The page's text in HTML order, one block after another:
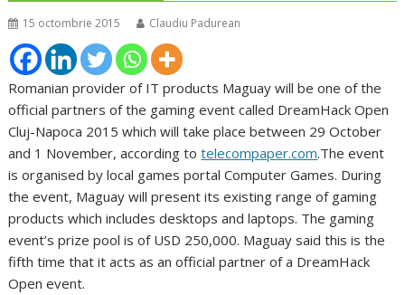
15 octombrie 2015 Claudiu Padurean
Romanian provider of IT products Maguay will be one of the
official partners of the gaming event called DreamHack Open
Cluj-Napoca 2015 which will take place between 29 October
and 1 November, according totelecompaper.com.The event
is organised by local games portal Computer Games. During
the event, Maguay will present its existing range of gaming
products which includes desktops and laptops. The gaming
event’s prize pool is of USD 250,000. Maguay said this is the
fifth time that it acts as an official partner of a DreamHack
Open event.